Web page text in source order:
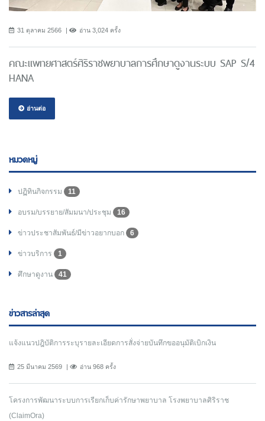
31 ตุลาคม 2566 อ่าน 3,024 ครั้ง
คณะแพทยศาสตร์ศิริราชพยาบาลการศึกษาดูงานระบบ SAP S/4
HANA
อ่านต่อ
หมวดหมู่
ปฏิทินกิจกรรม 11
อบรม/บรรยาย/สัมมนา/ประชุม 16
ข่าวประชาสัมพันธ์/มีข่าวอยากบอก 6
ข่าวบริการ 1
ศึกษาดูงาน 41
ข่าวสารล่าสุด
แจ้งแนวปฎิบัติการระบุรายละเอียดการสั่งจ่ายบันทึกขออนุมัติเบิกเงิน
25 มีนาคม 2569 อ่าน 968 ครั้ง
โครงการพัฒนาระบบการเรียกเก็บค่ารักษาพยาบาล โรงพยาบาลศิริราช
(ClaimOra)